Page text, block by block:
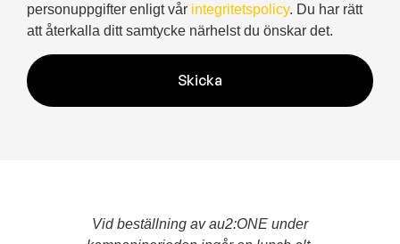
personuppgifter enligt vår integritetspolicy. Du har rätt
att återkalla ditt samtycke närhelst du önskar det.
Skicka
Vid beställning av au2:ONE under